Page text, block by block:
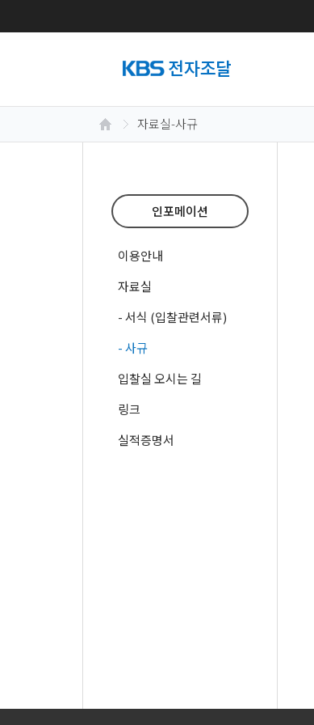
자료실-사규
인포메이션
이용안내
자료실
- 서식 (입찰관련서류)
- 사규
입찰실 오시는 길
링크
실적증명서